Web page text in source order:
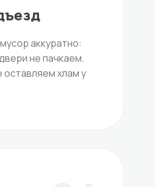
аккуратно:
не пачкаем.
оставляем хлам у